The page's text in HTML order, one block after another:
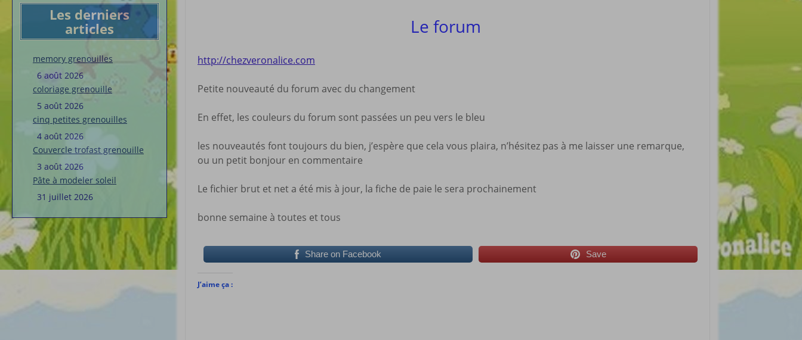
Les derniers
articles
memory grenouilles
6 août 2026
coloriage grenouille
5 août 2026
cinq petites grenouilles
4 août 2026
Couvercle trofast grenouille
3 août 2026
Pâte à modeler soleil
31 juillet 2026
Le forum
http://chezveronalice.com
Petite nouveauté du forum avec du changement
En effet, les couleurs du forum sont passées un peu vers le bleu
les nouveautés font toujours du bien, j’espère que cela vous plaira, n’hésitez pas à me laisser une remarque,
ou un petit bonjour en commentaire
Le fichier brut et net a été mis à jour, la fiche de paie le sera prochainement
bonne semaine à toutes et tous
Share on Facebook Save
J’aime ça :